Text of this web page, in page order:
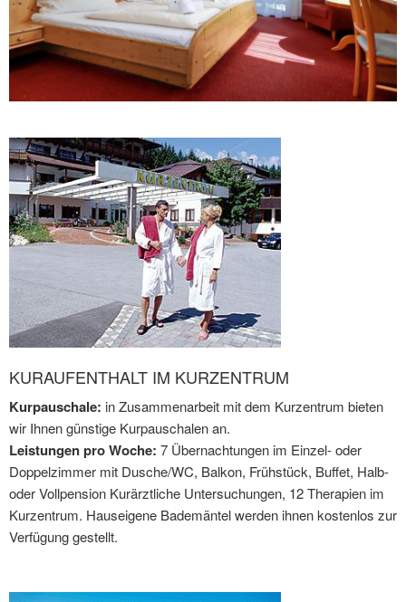
KURAUFENTHALT IM KURZENTRUM
Kurpauschale: in Zusammenarbeit mit dem Kurzentrum bieten
wir Ihnen günstige Kurpauschalen an.
Leistungen pro Woche: 7 Übernachtungen im Einzel- oder
Doppelzimmer mit Dusche/WC, Balkon, Frühstück, Buffet, Halb-
oder Vollpension Kurärztliche Untersuchungen, 12 Therapien im
Kurzentrum. Hauseigene Bademäntel werden ihnen kostenlos zur
Verfügung gestellt.